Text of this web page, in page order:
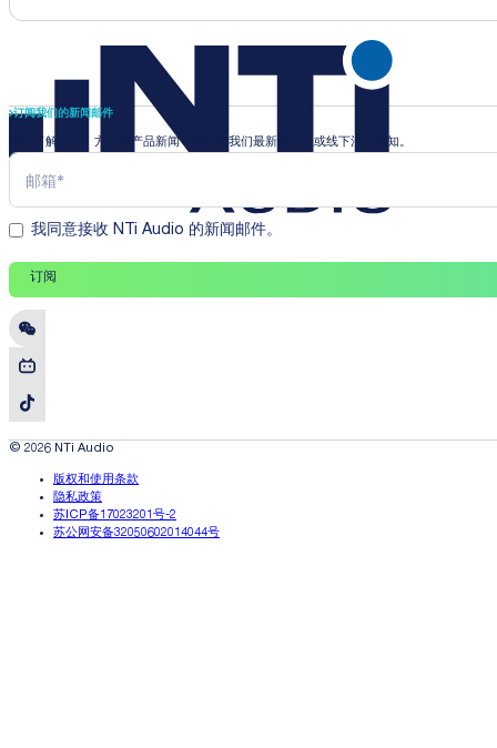
订阅我们的新闻邮件
即时了解行业、方案和产品新闻，并收到我们最新的线上或线下活动通知。
我同意接收 NTi Audio 的新闻邮件。
订阅
© 2026 NTi Audio
版权和使用条款
隐私政策
苏ICP备17023201号-2
苏公网安备32050602014044号